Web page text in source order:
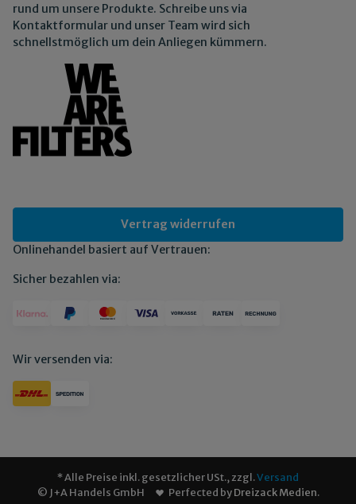
rund um unsere Produkte. Schreibe uns via
Kontaktformular und unser Team wird sich
schnellstmöglich um dein Anliegen kümmern.
Vertrag widerrufen
Onlinehandel basiert auf Vertrauen:
Sicher bezahlen via:
Wir versenden via:
* Alle Preise inkl. gesetzlicher USt., zzgl.Versand
© J+A Handels GmbH
Perfected byDreizack Medien.